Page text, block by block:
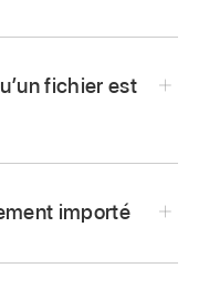
fichier est
importé